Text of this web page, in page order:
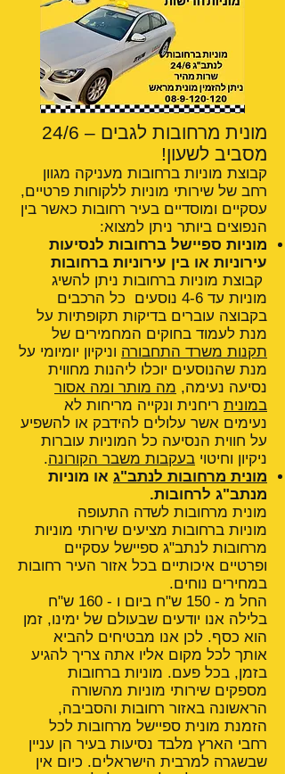
מונית מרחובות לגבים – 24/6
מסביב לשעון!
קבוצת מוניות ברחובות מעניקה מגוון
רחב של שירותי מוניות ללקוחות פרטיים,
עסקיים ומוסדיים בעיר רחובות כאשר בין
הנפוצים ביותר ניתן למצוא:
מוניות ספיישל ברחובות לנסיעות
עירוניות או בין עירוניות ברחובות
קבוצת מוניות ברחובות ניתן להשיג
מוניות עד 4-6 נוסעים כל הרכבים
בקבוצה עוברים בדיקות תקופתיות על
מנת לעמוד בחוקים המחמירים של
תקנות משרד התחבורה וניקיון יומיומי על
מנת שהנוסעים יוכלו ליהנות מחווית
נסיעה נעימה, מה מותר ומה אסור
במונית ריחנית ונקייה מריחות לא
נעימים אשר עלולים להידבק או להשפיע
על חווית הנסיעה כל המוניות עוברות
ניקיון וחיטוי בעקבות משבר הקורונה.
מונית מרחובות לנתב"ג או מוניות
מנתב"ג לרחובות.
מונית מרחובות לשדה התעופה
מוניות ברחובות מציעים שירותי מוניות
מרחובות לנתב"ג ספיישל עסקיים
ופרטיים איכותיים בכל אזור העיר רחובות
במחירים נוחים.
החל מ - 150 ש"ח ביום ו - 160 ש"ח
בלילה אנו יודעים שבעולם של ימינו, זמן
הוא כסף. לכן אנו מבטיחים להביא
אותך לכל מקום אליו אתה צריך להגיע
בזמן, בכל פעם. מוניות ברחובות
מספקים שירותי מוניות מהשורה
הראשונה באזור רחובות והסביבה,
הזמנת מונית ספיישל מרחובות לכל
רחבי הארץ מלבד נסיעות בעיר הן עניין
שבשגרה למרבית הישראלים. כיום אין